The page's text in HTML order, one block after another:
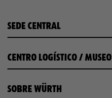
SEDE CENTRAL
CENTRO LOGÍSTICO / MUSEO
SOBRE WÜRTH